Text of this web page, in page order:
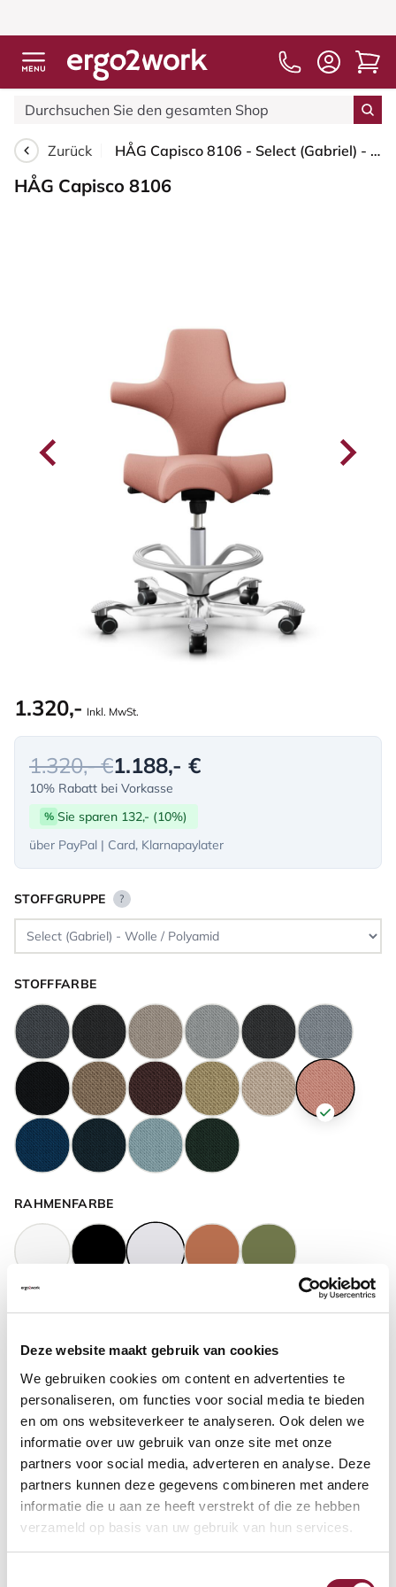
Deze website maakt gebruik van cookies
We gebruiken cookies om content en advertenties te
personaliseren, om functies voor social media te bieden
en om ons websiteverkeer te analyseren. Ook delen we
informatie over uw gebruik van onze site met onze
partners voor social media, adverteren en analyse. Deze
partners kunnen deze gegevens combineren met andere
informatie die u aan ze heeft verstrekt of die ze hebben
verzameld op basis van uw gebruik van hun services.
Zurück HÅG Capisco 8106 - Select (Gabriel) - Wolle / Polyamid - SC64213 - Light blush - Silber - 200 mm (Sitzhöhe 46-64cm) - Harte Rollen für weiche Böden
HÅG Capisco 8106
1.320,- Inkl. MwSt.
1.320,- €1.188,- €
10% Rabatt bei Vorkasse
% Sie sparen 132,- (10%)
über PayPal | Card, Klarnapaylater
STOFFGRUPPE ?
STOFFFARBE
RAHMENFARBE
GASFEDERHÖHE
BODENKONTAKT
FUSSRING ?